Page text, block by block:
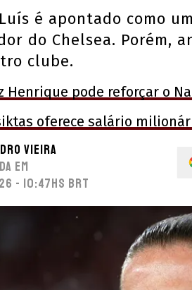
é apontado como
do Chelsea. Porém,
clube.
Henrique pode reforçar o
oferece salário
Vieira
em
- 10:47hs BRT